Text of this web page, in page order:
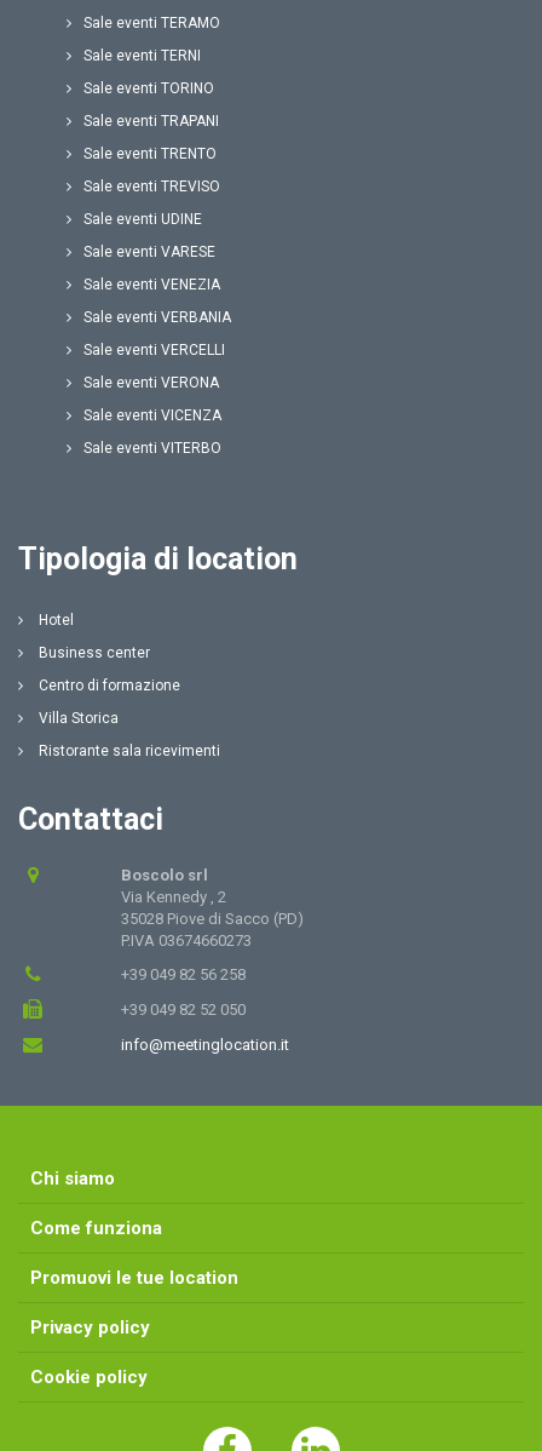
Sale eventi TERAMO
Sale eventi TERNI
Sale eventi TORINO
Sale eventi TRAPANI
Sale eventi TRENTO
Sale eventi TREVISO
Sale eventi UDINE
Sale eventi VARESE
Sale eventi VENEZIA
Sale eventi VERBANIA
Sale eventi VERCELLI
Sale eventi VERONA
Sale eventi VICENZA
Sale eventi VITERBO
Tipologia di location
Hotel
Business center
Centro di formazione
Villa Storica
Ristorante sala ricevimenti
Contattaci
Boscolo srl
Via Kennedy , 2
35028 Piove di Sacco (PD)
P.IVA 03674660273
+39 049 82 56 258
+39 049 82 52 050
info@meetinglocation.it
Chi siamo
Come funziona
Promuovi le tue location
Privacy policy
Cookie policy